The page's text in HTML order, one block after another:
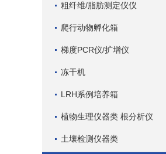
粗纤维/脂肪测定仪仪
爬行动物孵化箱
梯度PCR仪/扩增仪
冻干机
LRH系例培养箱
植物生理仪器类 根分析仪
土壤检测仪器类